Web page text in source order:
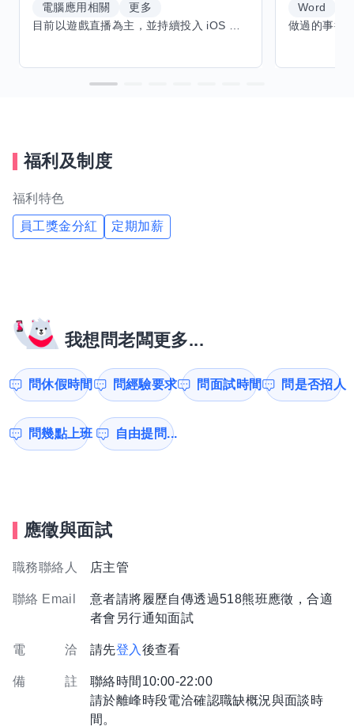
電腦應用相關
更多
Word
福利及制度
福利特色
員工獎金分紅 定期加薪
我想問老闆更多...
問休假時間 問經驗要求 問面試時間 問是否招人
問幾點上班 自由提問...
應徵與面試
職務聯絡人 店主管
聯絡 Email
意者請將履歷自傳透過518熊班應徵，合適
者會另行通知面試
電 洽 請先登入 後查看
備 註
聯絡時間10:00-22:00
請於離峰時段電洽確認職缺概況與面談時
間。